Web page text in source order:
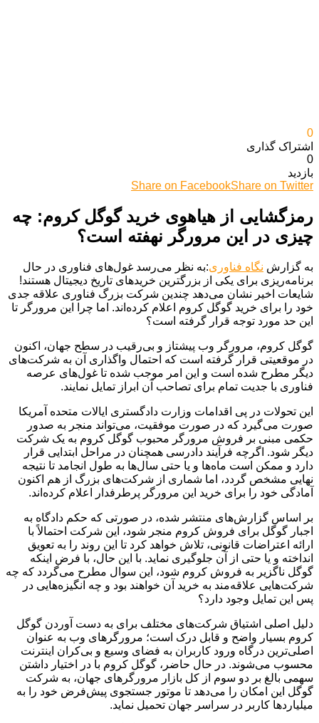
0
اشتراک گذاری‌
0
بازدید
Share on FacebookShare on Twitter
رمزگشایی از هیاهوی خرید گوگل کروم: چه
چیزی در این مرورگر نهفته است؟
به گزارش نگاه فناوری:به نظر می‌رسد غول‌های فناوری در حال
برنامه‌ریزی برای یکی از بزرگترین خریدهای تاریخ دیجیتال هستند!
شایعات اخیر نشان می‌دهد چندین شرکت بزرگ فناوری علاقه جدی
خود را برای خرید گوگل کروم اعلام کرده‌اند. اما چرا این مرورگر تا
این حد مورد توجه قرار گرفته است؟
گوگل کروم، مرورگر وب پیشتاز و بی‌رقیب در سطح جهان، اکنون
در موقعیتی قرار گرفته است که احتمال واگذاری آن به شرکت‌های
دیگر مطرح شده است و این امر موجب شده تا غول‌های عرصه
فناوری با جدیت تمام برای تصاحب آن ابراز تمایل نمایند.
این تحولات در پی اقدامات وزارت دادگستری ایالات متحده آمریکا
صورت می‌گیرد که در صورت موفقیت، می‌تواند منجر به صدور
حکمی مبنی بر فروش مرورگر محبوب گوگل کروم به یک شرکت
دیگر شود. اگرچه فرآیند دادرسی همچنان در مراحل ابتدایی قرار
دارد و ممکن است ماه‌ها و یا حتی سال‌ها به طول انجامد تا نتیجه
نهایی مشخص گردد، اما شماری از شرکت‌های بزرگ از هم اکنون
آمادگی خود را برای خرید این مرورگر پرطرفدار اعلام کرده‌اند.
بر اساس گزارش‌های منتشر شده، در صورتی که حکم دادگاه به
اجبار گوگل برای فروش کروم منجر شود، این شرکت احتمالاً با
ارائه اعتراضات قانونی، تلاش خواهد کرد تا این روند را به تعویق
انداخته و یا حتی از آن جلوگیری نماید. با این حال، با فرض اینکه
گوگل ناگزیر به فروش کروم شود، این سوال مطرح می‌گردد که چه
شرکت‌هایی علاقه‌مند به خرید آن خواهند بود و چه انگیزه‌هایی در
پس این تمایل وجود دارد؟
دلیل اصلی اشتیاق شرکت‌های مختلف برای به دست آوردن گوگل
کروم بسیار واضح و قابل درک است؛ مرورگرهای وب به عنوان
اصلی‌ترین درگاه ورود کاربران به فضای وسیع و بی‌کران اینترنت
محسوب می‌شوند. در حال حاضر، گوگل کروم با در اختیار داشتن
سهمی بالغ بر دو سوم از کل بازار مرورگرهای جهان، به شرکت
گوگل این امکان را می‌دهد تا موتور جستجوی پیش‌فرض خود را به
میلیاردها کاربر در سراسر جهان تحمیل نماید.